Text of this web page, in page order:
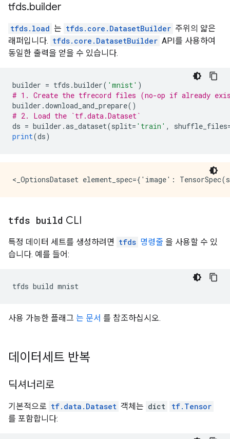
tfds.builder
tfds.load 는 tfds.core.DatasetBuilder 주위의 얇은
래퍼입니다. tfds.core.DatasetBuilder API를 사용하여
동일한 출력을 얻을 수 있습니다.
builder = tfds .builder( 'mnist' )
# 1. Create the tfrecord files (no-op if already
builder .download_and_prepare()
# 2. Load the `tf.data.Dataset`
ds = builder .as_dataset(split= 'train' , shuffle_files
print(ds)
tfds build CLI
특정 데이터 세트를 생성하려면 tfds 명령줄 을 사용할 수 있
습니다. 예를 들어:
tfds build mnist
사용 가능한 플래그 는 문서 를 참조하십시오.
데이터세트 반복
딕셔너리로
기본적으로 tf.data.Dataset 객체는 dict
tf.Tensor
를 포함합니다: